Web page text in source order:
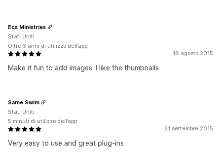
18 agosto 2015
Make it fun to add images. I like the thumbnails
Ecs Ministries
Stati Uniti
Oltre 3 anni di utilizzo dell’app
21 settembre 2015
Very easy to use and great plug-ins
Same Swim
Stati Uniti
5 minuti di utilizzo dell’app